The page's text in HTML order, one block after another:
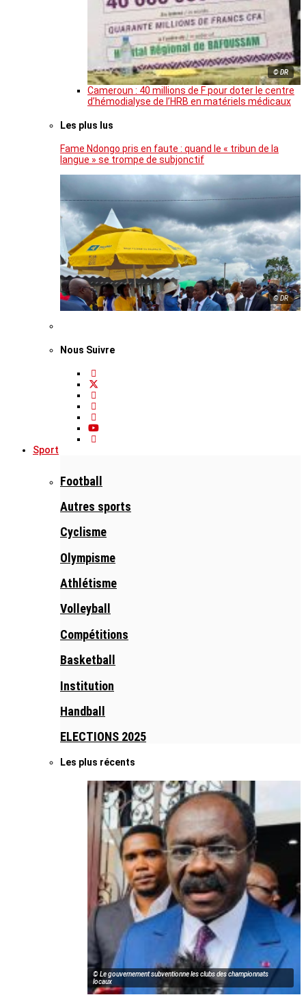
© DR
Cameroun : 40 millions de F pour doter le centre
d’hémodialyse de l’HRB en matériels médicaux
Les plus lus
Fame Ndongo pris en faute : quand le « tribun de la
langue » se trompe de subjonctif
© DR
Nous Suivre
Sport
Football
Autres sports
Cyclisme
Olympisme
Athlétisme
Volleyball
Compétitions
Basketball
Institution
Handball
ELECTIONS 2025
Les plus récents
© Le gouvernement subventionne les clubs des championnats
locaux